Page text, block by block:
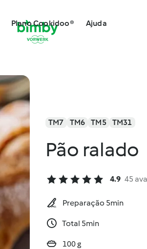
Plano Cookidoo® Ajuda
TM7 TM6 TM5 TM31
Pão ralado
4.9 45
Preparação 5min
Total 5min
100 g